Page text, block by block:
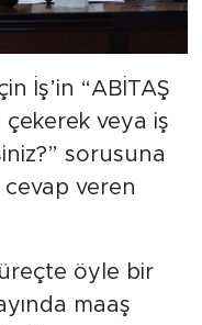
İş’in “ABİTAŞ
çekerek veya iş
sorusuna
veren
öyle bir
maaş